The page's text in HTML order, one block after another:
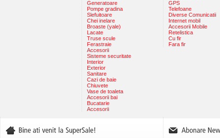
Generatoare
Pompe gradina
Slefuitoare
Chei inelare
Broaste (yale)
Lacate
Truse scule
Ferastraie
Accesorii
Sisteme securitate
Interior
Exterior
Sanitare
Cazi de baie
Chiuvete
Vase de toaleta
Accesorii bai
Bucatarie
Accesorii
GPS
Telefoane
Diverse Comunicatii
Internet mobil
Accesorii Mobile
Retelistica
Cu fir
Fara fir